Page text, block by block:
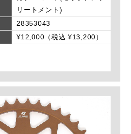
リートメント)
28353043
¥12,000（税込 ¥13,200）